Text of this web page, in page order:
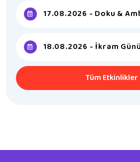
17.08.2026 - Doku &
18.08.2026 - İkram Günü
Tüm Etkinlikler